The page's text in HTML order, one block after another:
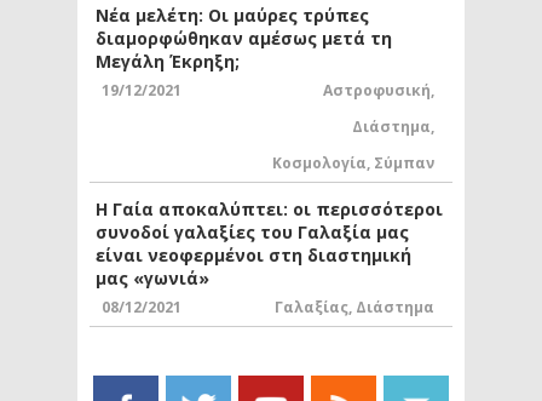
Νέα μελέτη: Οι μαύρες τρύπες
διαμορφώθηκαν αμέσως μετά τη
Μεγάλη Έκρηξη;
19/12/2021 Αστροφυσική,
Διάστημα,
Κοσμολογία, Σύμπαν
Η Γαία αποκαλύπτει: οι περισσότεροι
συνοδοί γαλαξίες του Γαλαξία μας
είναι νεοφερμένοι στη διαστημική
μας «γωνιά»
08/12/2021 Γαλαξίας, Διάστημα